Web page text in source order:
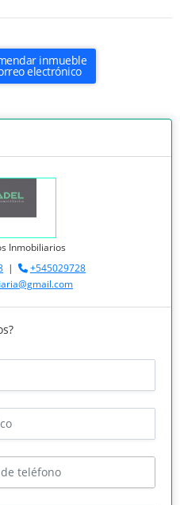
inmueble
electrónico
Inmobiliarios
|
+545029728